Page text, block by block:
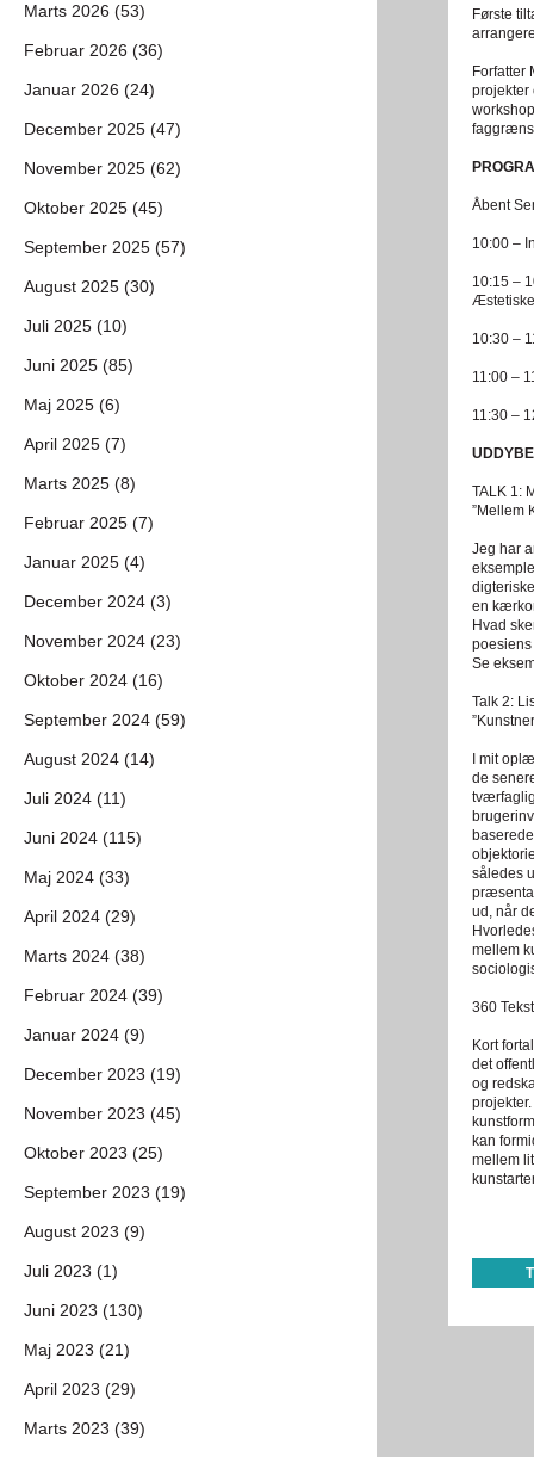
Første
Forfatter
projekter
Åbent
10:00 –
10:15 –
Æstetiske
10:30 –
11:00 –
11:30 –
TALK 1:
”Mellem
Jeg har
en
Hvad
Se
Talk 2:
I mit
de
således
ud, når
mellem
360
Kort
det
og
kunstform
kan
mellem
Marts 2026 (53)
Februar 2026 (36)
Januar 2026 (24)
December 2025 (47)
November 2025 (62)
Oktober 2025 (45)
September 2025 (57)
August 2025 (30)
Juli 2025 (10)
Juni 2025 (85)
Maj 2025 (6)
April 2025 (7)
Marts 2025 (8)
Februar 2025 (7)
Januar 2025 (4)
December 2024 (3)
November 2024 (23)
Oktober 2024 (16)
September 2024 (59)
August 2024 (14)
Juli 2024 (11)
Juni 2024 (115)
Maj 2024 (33)
April 2024 (29)
Marts 2024 (38)
Februar 2024 (39)
Januar 2024 (9)
December 2023 (19)
November 2023 (45)
Oktober 2023 (25)
September 2023 (19)
August 2023 (9)
Juli 2023 (1)
Juni 2023 (130)
Maj 2023 (21)
April 2023 (29)
Marts 2023 (39)